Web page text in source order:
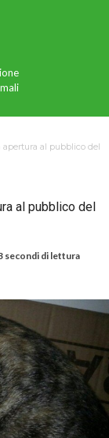
apertura al pubblico del
al pubblico del
secondi di lettura